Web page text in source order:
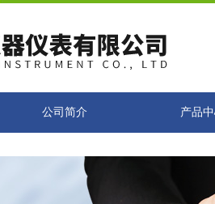
公司简介 产品